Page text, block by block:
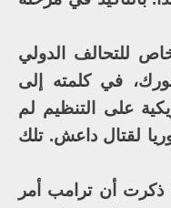
للتحالف الدولي
في كلمته إلى
على التنظيم لم
لقتال داعش. تلك
ذكرت أن ترامب أمر